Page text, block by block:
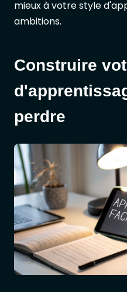
mieux à votre style
ambitions.
Construire
perdre